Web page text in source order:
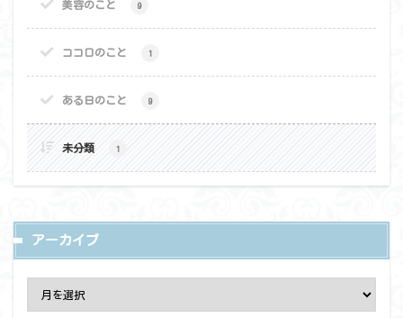
美容のこと 9
ココロのこと 1
ある日のこと 9
未分類 1
アーカイブ